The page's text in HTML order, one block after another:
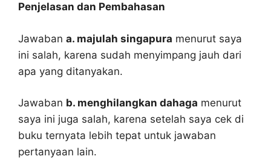
Penjelasan dan Pembahasan
Jawaban a. majulah singapura menurut saya
ini salah, karena sudah menyimpang jauh dari
apa yang ditanyakan.
Jawaban b. menghilangkan dahaga menurut
saya ini juga salah, karena setelah saya cek di
buku ternyata lebih tepat untuk jawaban
pertanyaan lain.